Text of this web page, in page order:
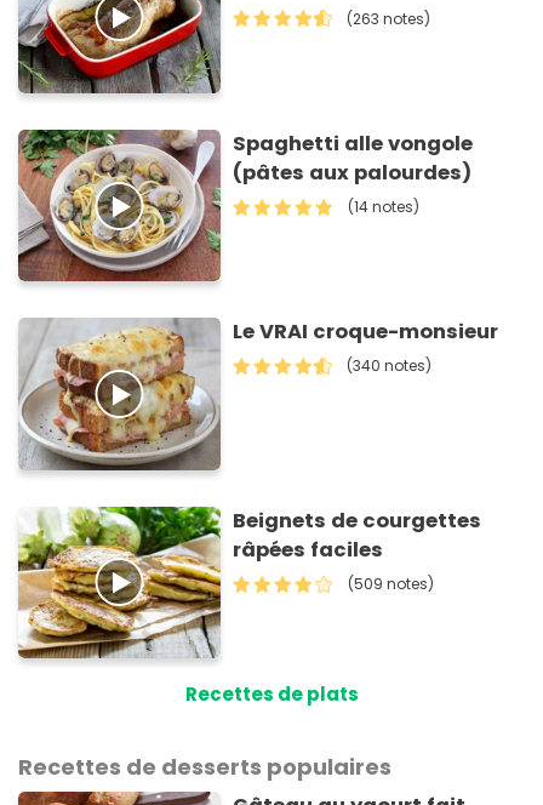
(263 notes)
Spaghetti alle vongole
(pâtes aux palourdes)
(14 notes)
Le VRAI croque-monsieur
(340 notes)
Beignets de courgettes
râpées faciles
(509 notes)
Recettes de plats
Recettes de desserts populaires